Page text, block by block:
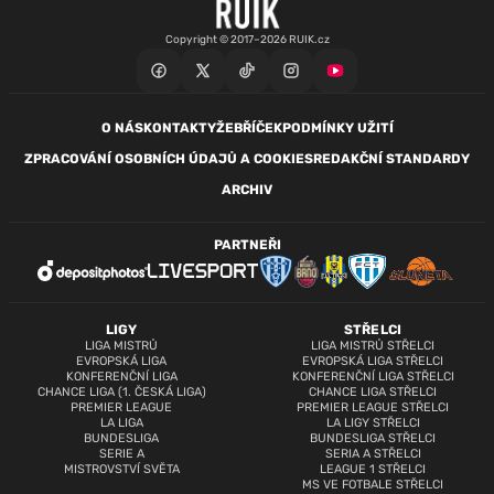
Copyright © 2017–2026 RUIK.cz
O NÁSKONTAKTYŽEBŘÍČEKPODMÍNKY UŽITÍ
ZPRACOVÁNÍ OSOBNÍCH ÚDAJŮ A COOKIESREDAKČNÍ STANDARDY
ARCHIV
LIGY
LIGA MISTRŮ
EVROPSKÁ LIGA
KONFERENČNÍ LIGA
CHANCE LIGA (1. ČESKÁ LIGA)
PREMIER LEAGUE
LA LIGA
BUNDESLIGA
SERIE A
MISTROVSTVÍ SVĚTA
STŘELCI
LIGA MISTRŮ STŘELCI
EVROPSKÁ LIGA STŘELCI
KONFERENČNÍ LIGA STŘELCI
CHANCE LIGA STŘELCI
PREMIER LEAGUE STŘELCI
LA LIGY STŘELCI
BUNDESLIGA STŘELCI
SERIA A STŘELCI
LEAGUE 1 STŘELCI
MS VE FOTBALE STŘELCI
PARTNEŘI